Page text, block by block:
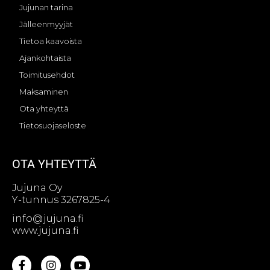
Jujunan tarina
Jälleenmyyjät
Tietoa kaavoista
Ajankohtaista
Toimitusehdot
Maksaminen
Ota yhteyttä
Tietosuojaseloste
OTA YHTEYTTÄ
Jujuna Oy
Y-tunnus 3267825-4
info@jujuna.fi
www.jujuna.fi